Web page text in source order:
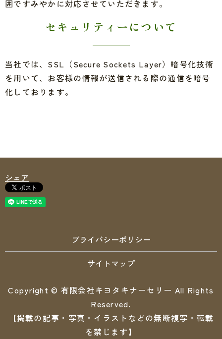
囲ですみやかに対応させていただきます。
セキュリティーについて
当社では、SSL（Secure Sockets Layer）暗号化技術
を用いて、お客様の情報が送信される際の通信を暗号
化しております。
シェア
プライバシーポリシー
サイトマップ
Copyright © 有限会社キヨタキナーセリー All Rights
Reserved.
【掲載の記事・写真・イラストなどの無断複写・転載
を禁じます】